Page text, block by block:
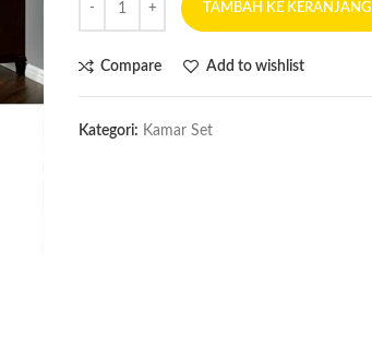
TAMBAH KE KERANJANG
Compare Add to wishlist
Kategori: Kamar Set